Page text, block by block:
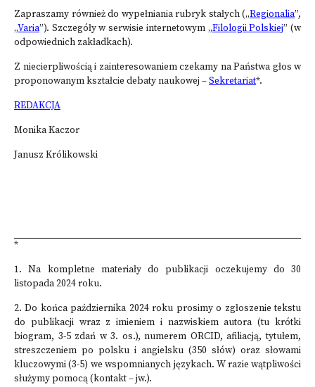
Zapraszamy również do wypełniania rubryk stałych („Regionalia”,
„Varia”). Szcze­góły w ser­­wi­­sie internetowym „Filologii Polskiej” (w
odpowiednich zakładkach).
Z niecierpliwością i zainteresowaniem czekamy na Państwa głos w
proponowanym kształcie de­baty naukowej –Sekretariat*.
REDAKCJA
Monika Kaczor
Janusz Królikowski
*
1. Na kompletne materiały do publikacji oczekujemy do 30
listopada 2024 roku.
2. Do końca października 2024 roku prosimy o zgłoszenie tekstu
do publikacji wraz z imie­niem i nazwiskiem autora (tu krótki
biogram, 3-5 zdań w 3. os.), numerem ORCID, afiliacją, ty­tułem,
streszczeniem po polsku i angielsku (350 słów) oraz słowami
kluczowymi (3-5) we wspomnianych językach. W razie wątpliwości
służymy pomocą (kontakt – jw.).